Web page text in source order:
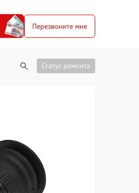
Перезвоните мне
Статус ремонта